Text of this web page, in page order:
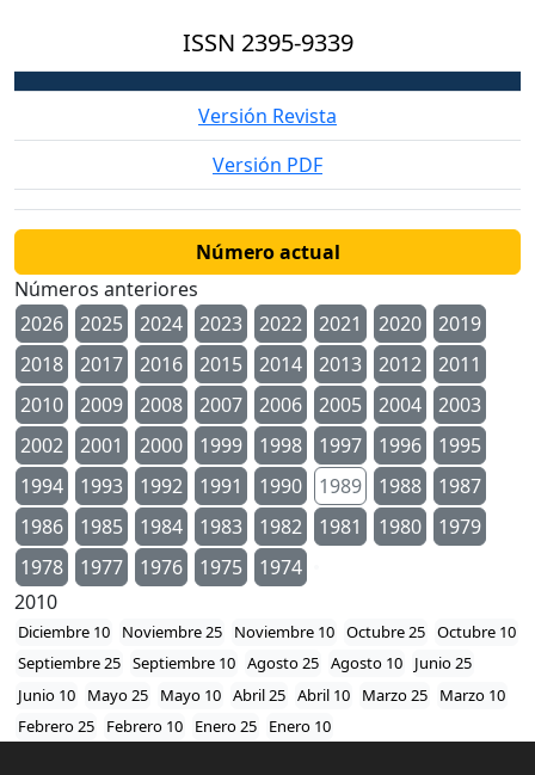
ISSN 2395-9339
Versión Revista
Versión PDF
Número actual
Números anteriores
2026
2025 2024 2023 2022 2021 2020
2019
2018
2017 2016 2015 2014 2013 2012
2011
2010
2009 2008 2007 2006 2005 2004
2003
2002
2001 2000 1999 1998 1997 1996
1995
1994
1993 1992 1991 1990 1989 1988
1987
1986
1985 1984 1983 1982 1981 1980
1979
1978
1977 1976 1975
1974
2010
Diciembre 10 Noviembre 25 Noviembre 10 Octubre 25 Octubre 10
Septiembre 25 Septiembre 10 Agosto 25 Agosto 10
Junio 25
Junio 10
Mayo 25 Mayo 10 Abril 25 Abril 10 Marzo 25
Marzo 10
Febrero 25
Febrero 10 Enero 25 Enero 10